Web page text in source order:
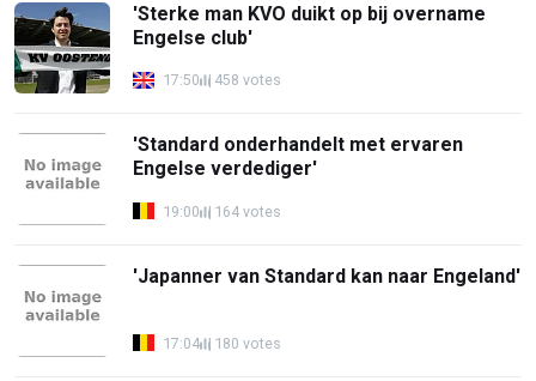
'Sterke man KVO duikt op bij overname
Engelse club'
17:50 458 votes
'Standard onderhandelt met ervaren
Engelse verdediger'
19:00 164 votes
'Japanner van Standard kan naar Engeland'
17:04 180 votes